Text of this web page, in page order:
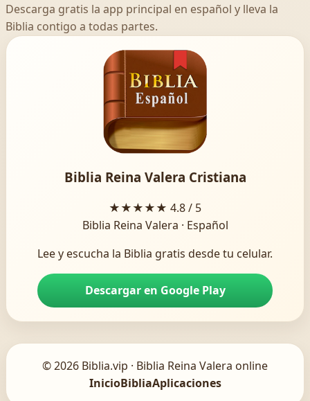
Descarga gratis la app principal en español y lleva la
Biblia contigo a todas partes.
Biblia Reina Valera Cristiana
★★★★★ 4.8 / 5
Biblia Reina Valera · Español
Lee y escucha la Biblia gratis desde tu celular.
Descargar en Google Play
© 2026 Biblia.vip · Biblia Reina Valera online
InicioBibliaAplicaciones